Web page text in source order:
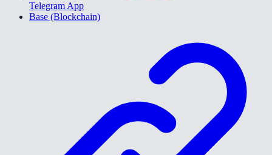
Telegram App
Base (Blockchain)